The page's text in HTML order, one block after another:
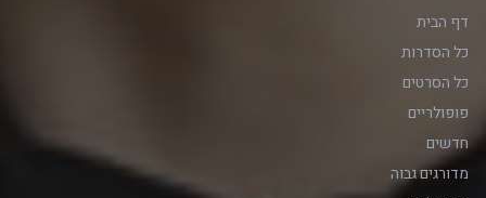
דף הבית
כל הסדרות
כל הסרטים
פופולריים
חדשים
מדורגים גבוה